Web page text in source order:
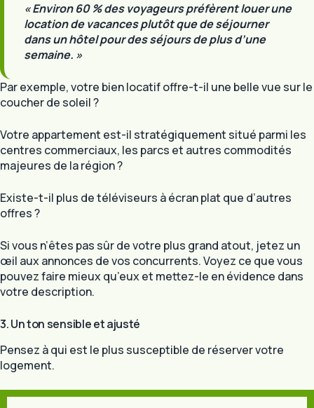
« Environ 60 % des voyageurs préfèrent louer une
location de vacances plutôt que de séjourner
dans un hôtel pour des séjours de plus d’une
semaine. »
Par exemple, votre bien locatif offre-t-il une belle vue sur le
coucher de soleil ?
Votre appartement est-il stratégiquement situé parmi les
centres commerciaux, les parcs et autres commodités
majeures de la région ?
Existe-t-il plus de téléviseurs à écran plat que d’autres
offres ?
Si vous n’êtes pas sûr de votre plus grand atout, jetez un
œil aux annonces de vos concurrents. Voyez ce que vous
pouvez faire mieux qu’eux et mettez-le en évidence dans
votre description.
3. Un ton sensible et ajusté
Pensez à qui est le plus susceptible de réserver votre
logement.